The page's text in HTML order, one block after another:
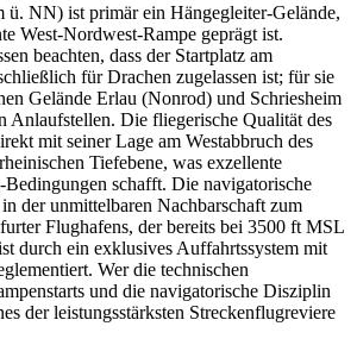
NN) ist primär ein Hängegleiter-Gelände,
West-Nordwest-Rampe geprägt ist.
beachten, dass der Startplatz am
für Drachen zugelassen ist; für sie
Gelände Erlau (Nonrod) und Schriesheim
Anlaufstellen. Die fliegerische Qualität des
mit seiner Lage am Westabbruch des
Tiefebene, was exzellente
schafft. Die navigatorische
der unmittelbaren Nachbarschaft zum
Flughafens, der bereits bei 3500 ft MSL
durch ein exklusives Auffahrtssystem mit
Wer die technischen
und die navigatorische Disziplin
der leistungsstärksten Streckenflugreviere